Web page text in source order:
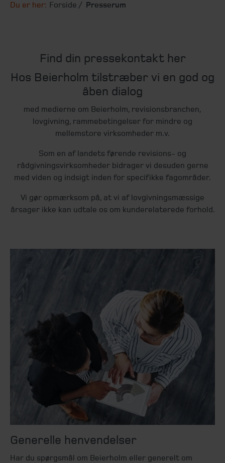
Du er her: Forside Presserum
Find din pressekontakt her
Hos Beierholm tilstræber vi en god og
åben dialog
med medierne om Beierholm, revisionsbranchen,
lovgivning, rammebetingelser for mindre og
mellemstore virksomheder m.v.
Som en af landets førende revisions- og
rådgivningsvirksomheder bidrager vi desuden gerne
med viden og indsigt inden for specifikke fagområder.
Vi gør opmærksom på, at vi af lovgivningsmæssige
årsager ikke kan udtale os om kunderelaterede forhold.
Generelle henvendelser
Har du spørgsmål om Beierholm eller generelt om